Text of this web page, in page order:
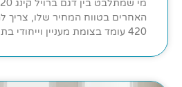
420 עומד בצומת מעניין וייחודי בתוך הקטלוג של